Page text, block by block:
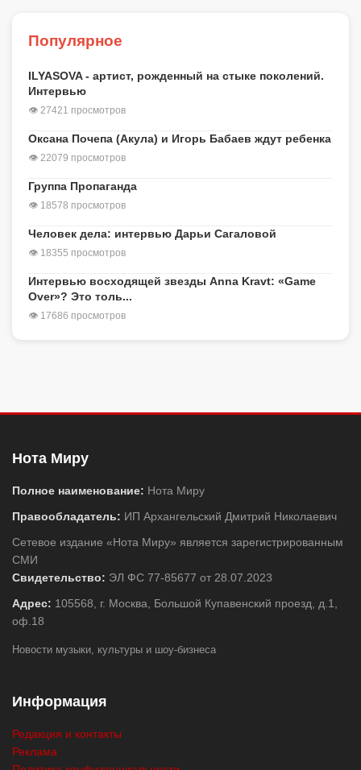
Популярное
ILYASOVA - артист, рожденный на стыке поколений.
Интервью
👁 27421 просмотров
Оксана Почепа (Акула) и Игорь Бабаев ждут ребенка
👁 22079 просмотров
Группа Пропаганда
👁 18578 просмотров
Человек дела: интервью Дарьи Сагаловой
👁 18355 просмотров
Интервью восходящей звезды Anna Kravt: «Game
Over»? Это толь...
👁 17686 просмотров
Нота Миру
Полное наименование: Нота Миру
Правообладатель: ИП Архангельский Дмитрий Николаевич
Сетевое издание «Нота Миру» является зарегистрированным
СМИ
Свидетельство: ЭЛ ФС 77-85677 от 28.07.2023
Адрес: 105568, г. Москва, Большой Купавенский проезд, д.1,
оф.18
Новости музыки, культуры и шоу-бизнеса
Информация
Редакция и контакты
Реклама